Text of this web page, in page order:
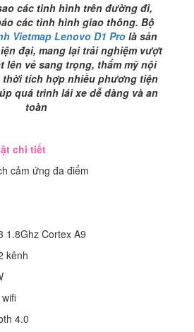
các tình hình trên đường đi,
các tình hình giao thông. Bộ
Vietmap Lenovo D1 Pro là sản
đại, mang lại trải nghiệm vượt
lên vẻ sang trọng, thẩm mỹ nội
thời tích hợp nhiều phương tiện
quá trình lái xe dễ dàng và an
toàn
chi tiết
cảm ứng đa điểm
1.8Ghz Cortex A9
kênh
4.0